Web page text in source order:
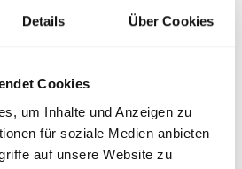
Details Über Cookies
Cookies
um Inhalte und Anzeigen zu
für soziale Medien anbieten
auf unsere Website zu
des
Rohrnetzes bei
Veröffentlichung des vfdb-
„Hinweise zur Beschaffung